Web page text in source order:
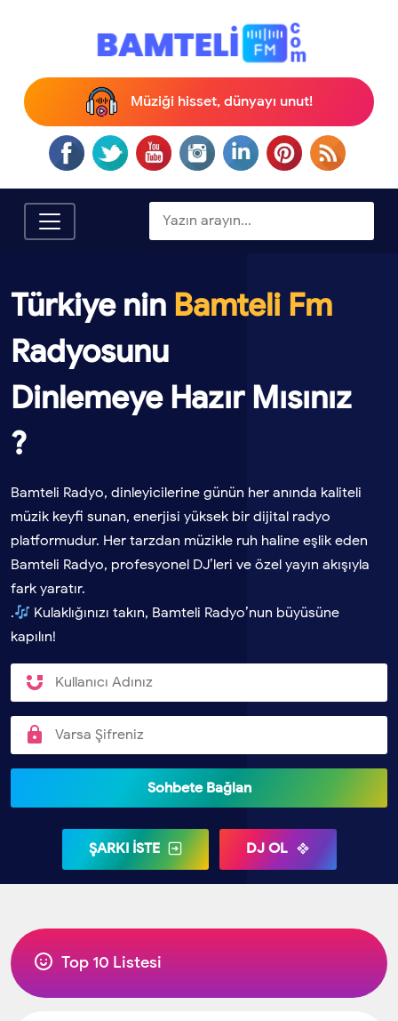
Müziği hisset, dünyayı unut!
Türkiye nin Bamteli Fm
Radyosunu
Dinlemeye Hazır Mısınız
?
Bamteli Radyo, dinleyicilerine günün her anında kaliteli
müzik keyfi sunan, enerjisi yüksek bir dijital radyo
platformudur. Her tarzdan müzikle ruh haline eşlik eden
Bamteli Radyo, profesyonel DJ’leri ve özel yayın akışıyla
fark yaratır.
.
Kulaklığınızı takın, Bamteli Radyo’nun büyüsüne
kapılın!
Sohbete Bağlan
ŞARKI İSTE DJ OL
Top 10 Listesi